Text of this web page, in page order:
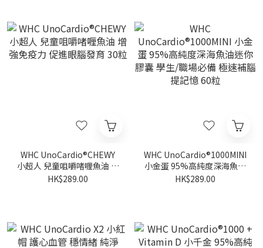
WHC UnoCardio®CHEWY
小超人 兒童咀嚼啫喱魚油 增
強免疫力 促進眼腦發育 30粒
HK$289.00
WHC UnoCardio®1000MINI
小金蛋 95%高純度深海魚油
迷你膠囊 學生/職場必備 極
HK$289.00